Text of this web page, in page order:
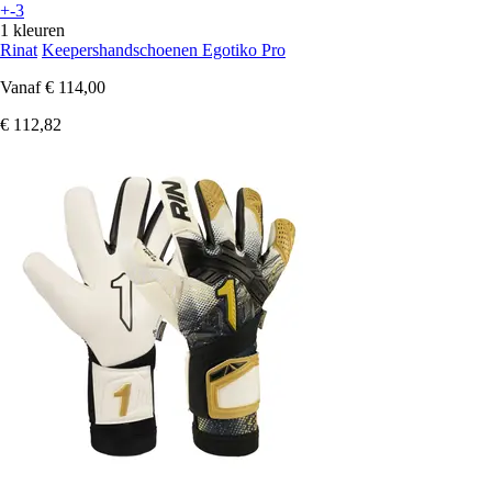
+-3
1 kleuren
Rinat Keepershandschoenen Egotiko Pro
Vanaf € 114,00
€ 112,82